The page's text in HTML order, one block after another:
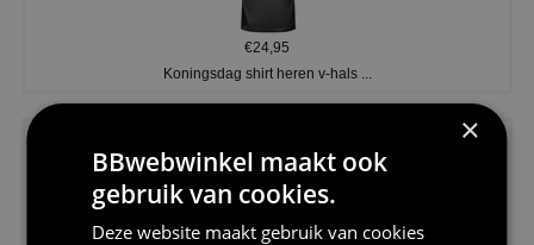
€24,95
Koningsdag shirt heren v-hals ...
×
BBwebwinkel maakt ook
gebruik van cookies.
Deze website maakt gebruik van cookies